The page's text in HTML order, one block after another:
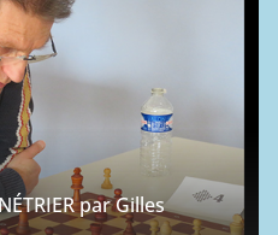
Portrait
9 mai 2024